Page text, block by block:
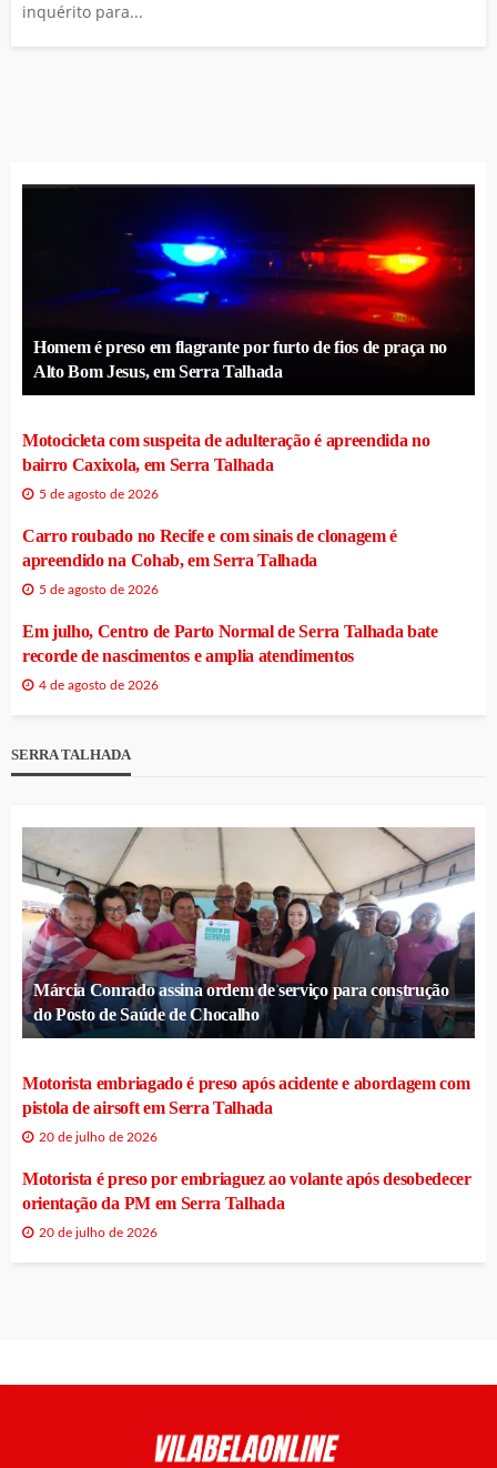
inquérito para...
Homem é preso em flagrante por furto de fios de praça no
Alto Bom Jesus, em Serra Talhada
Motocicleta com suspeita de adulteração é apreendida no
bairro Caxixola, em Serra Talhada
5 de agosto de 2026
Carro roubado no Recife e com sinais de clonagem é
apreendido na Cohab, em Serra Talhada
5 de agosto de 2026
Em julho, Centro de Parto Normal de Serra Talhada bate
recorde de nascimentos e amplia atendimentos
4 de agosto de 2026
SERRA TALHADA
Márcia Conrado assina ordem de serviço para construção
do Posto de Saúde de Chocalho
Motorista embriagado é preso após acidente e abordagem com
pistola de airsoft em Serra Talhada
20 de julho de 2026
Motorista é preso por embriaguez ao volante após desobedecer
orientação da PM em Serra Talhada
20 de julho de 2026